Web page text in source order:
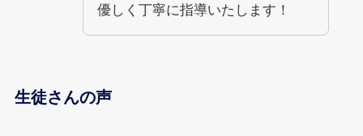
優しく丁寧に指導いたします！
生徒さんの声